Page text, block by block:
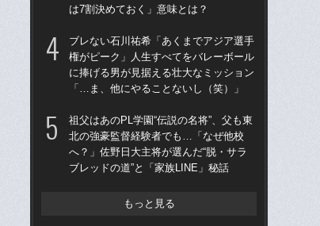
は7割決めておく」意味とは？
ブレない石川祐希「あくまでアジア選手
権がピーク」人生すべてをバレーボール
に捧げる男が見据える壮大なミッション
「…ま、他にやることないし（笑）」
祖父はあのPL学園“伝説の名将”、父も東
北の強豪監督経験者でも…「なぜ他校
へ？」佐野日大主将が選んだ“脱・サラ
ブレッドの道”と「家族LINE」秘話
もっと見る